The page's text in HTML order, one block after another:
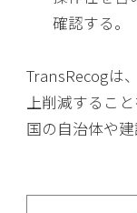
確認する。
TransRecogは
上削減するこ
国の自治体や建